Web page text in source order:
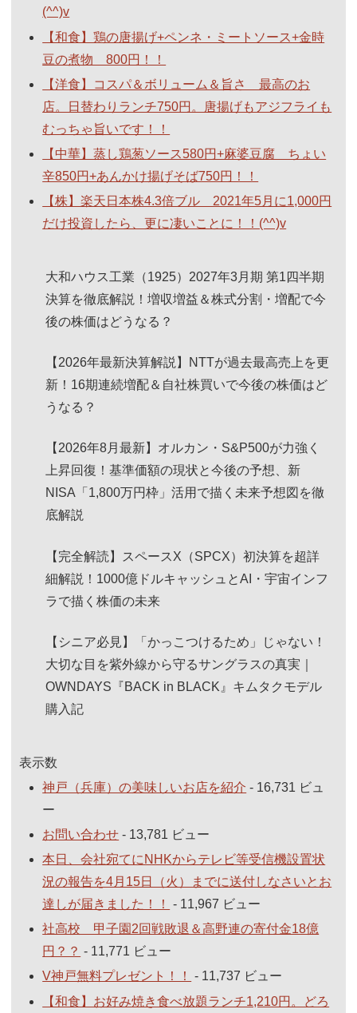
(^^)v
【和食】鶏の唐揚げ+ペンネ・ミートソース+金時
豆の煮物 800円！！
【洋食】コスパ＆ボリューム＆旨さ 最高のお
店。日替わりランチ750円。唐揚げもアジフライも
むっちゃ旨いです！！
【中華】蒸し鶏葱ソース580円+麻婆豆腐 ちょい
辛850円+あんかけ揚げそば750円！！
【株】楽天日本株4.3倍ブル 2021年5月に1,000円
だけ投資したら、更に凄いことに！！(^^)v
大和ハウス工業（1925）2027年3月期 第1四半期
決算を徹底解説！増収増益＆株式分割・増配で今
後の株価はどうなる？
【2026年最新決算解説】NTTが過去最高売上を更
新！16期連続増配＆自社株買いで今後の株価はど
うなる？
【2026年8月最新】オルカン・S&P500が力強く
上昇回復！基準価額の現状と今後の予想、新
NISA「1,800万円枠」活用で描く未来予想図を徹
底解説
【完全解読】スペースX（SPCX）初決算を超詳
細解説！1000億ドルキャッシュとAI・宇宙インフ
ラで描く株価の未来
【シニア必見】「かっこつけるため」じゃない！
大切な目を紫外線から守るサングラスの真実｜
OWNDAYS『BACK in BLACK』キムタクモデル
購入記
表示数
神戸（兵庫）の美味しいお店を紹介 - 16,731 ビュ
ー
お問い合わせ - 13,781 ビュー
本日、会社宛てにNHKからテレビ等受信機設置状
況の報告を4月15日（火）までに送付しなさいとお
達しが届きました！！
- 11,967 ビュー
社高校 甲子園2回戦敗退＆高野連の寄付金18億
円？？ - 11,771 ビュー
V神戸無料プレゼント！！
- 11,737 ビュー
【和食】お好み焼き食べ放題ランチ1,210円。どろ